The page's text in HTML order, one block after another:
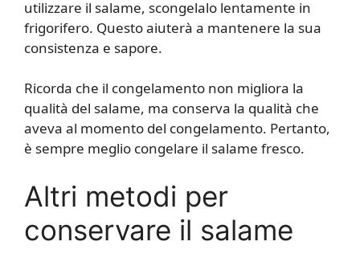
utilizzare il salame, scongelalo lentamente in
frigorifero. Questo aiuterà a mantenere la sua
consistenza e sapore.
Ricorda che il congelamento non migliora la
qualità del salame, ma conserva la qualità che
aveva al momento del congelamento. Pertanto,
è sempre meglio congelare il salame fresco.
Altri metodi per
conservare il salame